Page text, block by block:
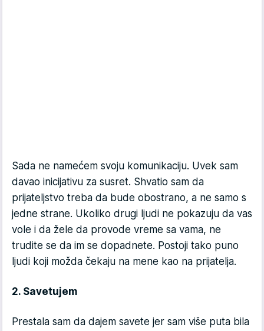
Sada ne namećem svoju komunikaciju. Uvek sam
davao inicijativu za susret. Shvatio sam da
prijateljstvo treba da bude obostrano, a ne samo s
jedne strane. Ukoliko drugi ljudi ne pokazuju da vas
vole i da žele da provode vreme sa vama, ne
trudite se da im se dopadnete. Postoji tako puno
ljudi koji možda čekaju na mene kao na prijatelja.
2. Savetujem
Prestala sam da dajem savete jer sam više puta bila